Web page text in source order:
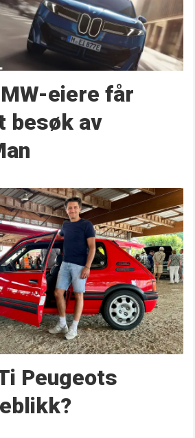
eiere får
besøk av
Peugeots